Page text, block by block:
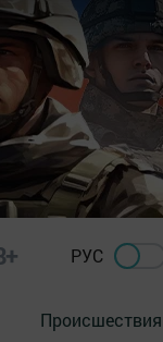
РУС
Происшествия